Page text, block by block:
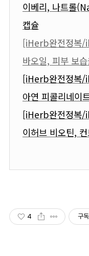
이베리, 나트롤
캡슐
[iHerb완전정복/
바오일, 피부 보
[iHerb완전정복/
아연 피콜리네이
[iHerb완전정복/
이허브 비오틴,
4 구